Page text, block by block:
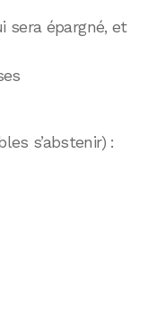
sera épargné, et
s’abstenir) :